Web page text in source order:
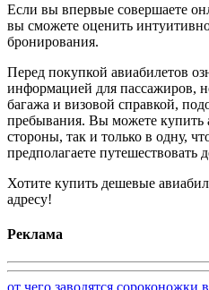
Если вы впервые совершаете
вы сможете оценить
бронирования.
Перед покупкой авиабилетов
информацией для пассажиров,
багажа и визовой справкой,
пребывания. Вы можете купить
стороны, так и только в одну,
предполагаете путешествовать
Хотите купить дешевые
адресу!
Реклама